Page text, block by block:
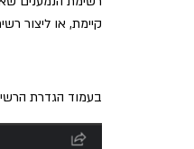
קיימת, או ליצור
בעמוד הגדרת